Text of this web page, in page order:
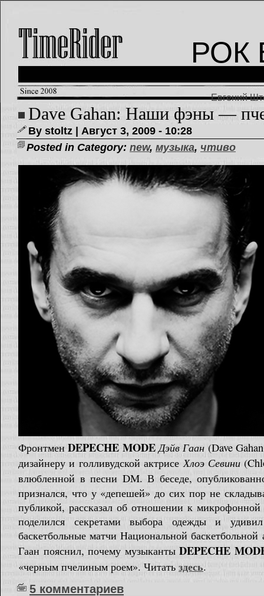
РОК
Евгений
Dave Gahan: Наши фэны —
By stoltz | Август 3, 2009 - 10:28
Posted in Category: new, музыка, чтиво
ФронтменDEPECHE MODE Дэйв Гаан (Dave
дизайнеру и голливудской актрисеХлоэ Севини
влюбленной в песни DM. В беседе,
признался, что у «депешей» до сих пор не
публикой, рассказал об отношении к
поделился секретами выбора одежды и
баскетбольные матчи Национальной
Гаан пояснил, почему музыканты DEPECHE
«черным пчелиным роем». Читать здесь.
5 комментариев